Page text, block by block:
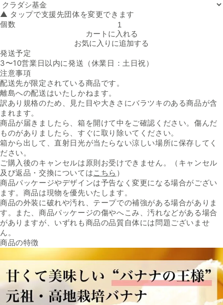
▲ タップで支援先団体を変更できます
個数「業務用 訳あり甘熟王バナナ」の数量を減らす
カートに入れる
お気に入りに追加する
発送予定
3〜10営業日以内に発送（休業日：土日祝）
注意事項
配送先が限定されている商品です。
離島への配送はいたしかねます。
訳あり規格のため、見た目や大きさにバラツキのある商品が含
まれます。
商品が届きましたら、箱を開けて中をご確認ください。傷んだ
ものがありましたら、すぐに取り除いてください。
箱から出して、直射日光が当たらない涼しい場所に保存してく
ださい。
ご購入後のキャンセルは原則お受けできません。（キャンセル
及び返品・交換についてはこちら ）
商品パッケージやデザインは予告なく変更になる場合がござい
ます。商品は現物を優先いたします。
商品の外装に破れや汚れ、テープでの補強がある場合がありま
す。また、商品パッケージの傷やへこみ、汚れなどがある場合
がありますが、いずれも商品の品質自体には問題ございませ
ん。
商品の特徴